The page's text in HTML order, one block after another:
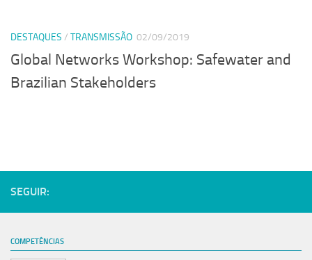
Localização
DESTAQUES / TRANSMISSÃO 02/09/2019
Global Networks Workshop: Safewater and
Brazilian Stakeholders
SEGUIR:
COMPETÊNCIAS